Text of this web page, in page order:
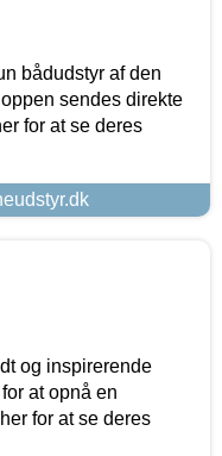
bådudstyr af den
sendes direkte
for at se deres
og inspirerende
at opnå en
for at se deres